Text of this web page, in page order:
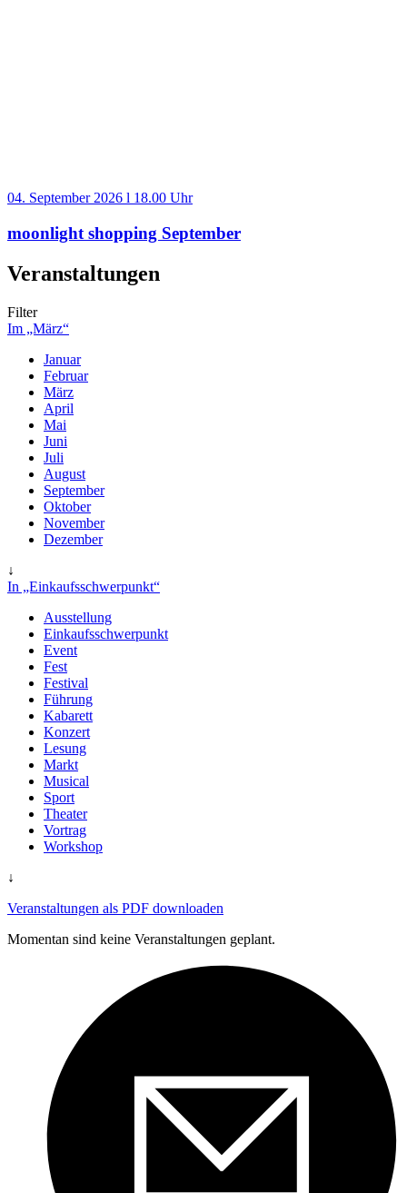
04. September 2026 l 18.00 Uhr
moonlight shopping September
Veranstaltungen
Filter
Im „März“
Januar
Februar
März
April
Mai
Juni
Juli
August
September
Oktober
November
Dezember
↓
In „Einkaufsschwerpunkt“
Ausstellung
Einkaufsschwerpunkt
Event
Fest
Festival
Führung
Kabarett
Konzert
Lesung
Markt
Musical
Sport
Theater
Vortrag
Workshop
↓
Veranstaltungen als PDF downloaden
Momentan sind keine Veranstaltungen geplant.